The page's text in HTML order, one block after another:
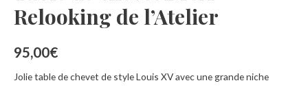
Relooking de l’Atelier
95,00€
Jolie table de chevet de style Louis XV avec une grande niche